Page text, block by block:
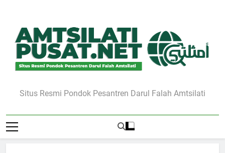
content
Situs Resmi Pondok Pesantren Darul Falah Amtsilati